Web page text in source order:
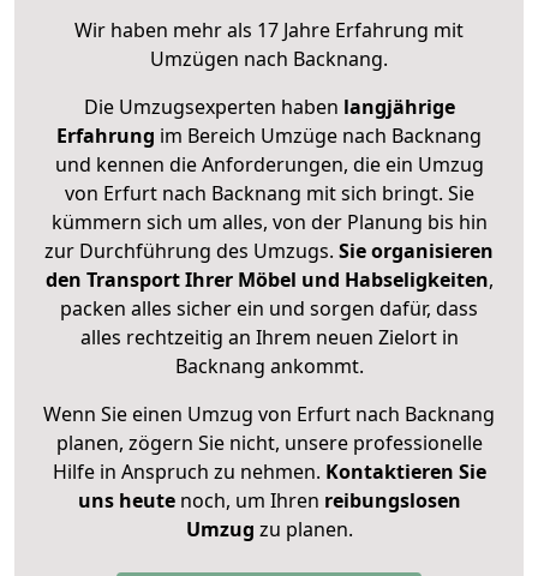
Wir haben mehr als 17 Jahre Erfahrung mit
Umzügen nach Backnang.
Die Umzugsexperten haben langjährige
Erfahrung im Bereich Umzüge nach Backnang
und kennen die Anforderungen, die ein Umzug
von Erfurt nach Backnang mit sich bringt. Sie
kümmern sich um alles, von der Planung bis hin
zur Durchführung des Umzugs. Sie organisieren
den Transport Ihrer Möbel und Habseligkeiten,
packen alles sicher ein und sorgen dafür, dass
alles rechtzeitig an Ihrem neuen Zielort in
Backnang ankommt.
Wenn Sie einen Umzug von Erfurt nach Backnang
planen, zögern Sie nicht, unsere professionelle
Hilfe in Anspruch zu nehmen. Kontaktieren Sie
uns heutenoch, um Ihren reibungslosen
Umzug zu planen.